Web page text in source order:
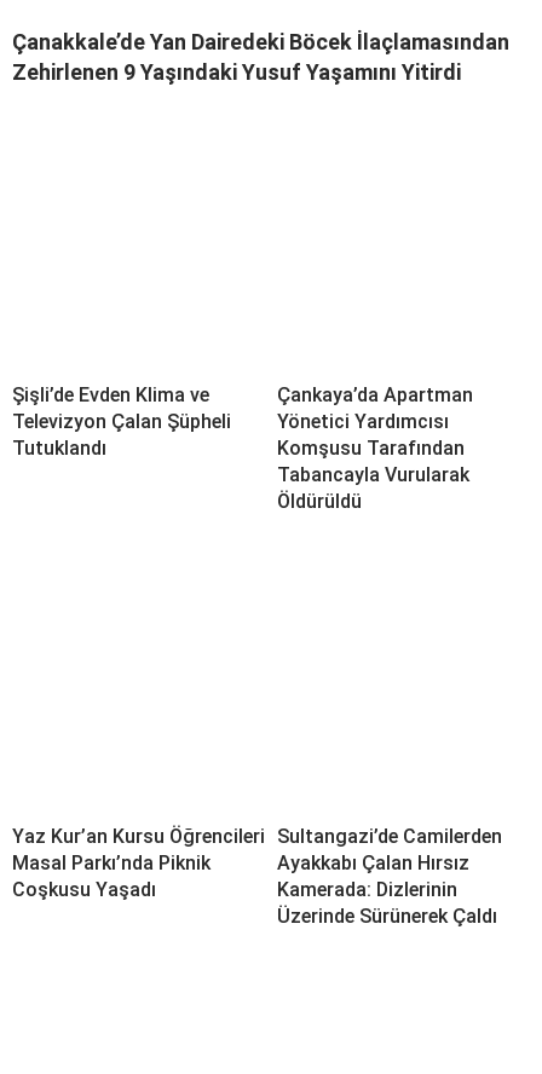
Çanakkale’de Yan Dairedeki Böcek İlaçlamasından
Zehirlenen 9 Yaşındaki Yusuf Yaşamını Yitirdi
Şişli’de Evden Klima ve
Televizyon Çalan Şüpheli
Tutuklandı
Çankaya’da Apartman
Yönetici Yardımcısı
Komşusu Tarafından
Tabancayla Vurularak
Öldürüldü
Yaz Kur’an Kursu Öğrencileri
Masal Parkı’nda Piknik
Coşkusu Yaşadı
Sultangazi’de Camilerden
Ayakkabı Çalan Hırsız
Kamerada: Dizlerinin
Üzerinde Sürünerek Çaldı